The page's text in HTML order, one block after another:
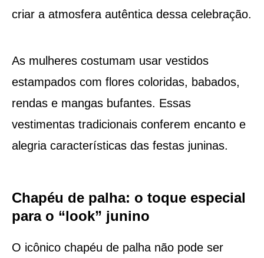
criar a atmosfera autêntica dessa celebração.
As mulheres costumam usar vestidos
estampados com flores coloridas, babados,
rendas e mangas bufantes. Essas
vestimentas tradicionais conferem encanto e
alegria características das festas juninas.
Chapéu de palha: o toque especial
para o “look” junino
O icônico chapéu de palha não pode ser